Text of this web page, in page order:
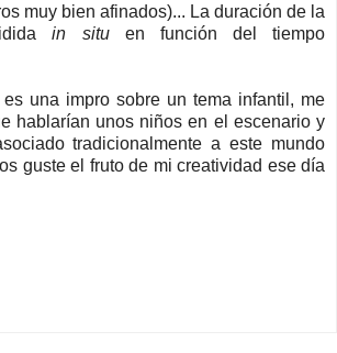
muy bien afinados)... La duración de la
in situ en función del tiempo
es una impro sobre un tema infantil, me
hablarían unos niños en el escenario y
tradicionalmente a este mundo
guste el fruto de mi creatividad ese día